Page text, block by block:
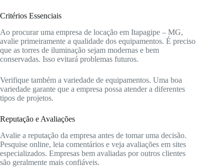
Critérios Essenciais
Ao procurar uma empresa de locação em Itapagipe – MG,
avalie primeiramente a qualidade dos equipamentos. É preciso
que as torres de iluminação sejam modernas e bem
conservadas. Isso evitará problemas futuros.
Verifique também a variedade de equipamentos. Uma boa
variedade garante que a empresa possa atender a diferentes
tipos de projetos.
Reputação e Avaliações
Avalie a reputação da empresa antes de tomar uma decisão.
Pesquise online, leia comentários e veja avaliações em sites
especializados. Empresas bem avaliadas por outros clientes
são geralmente mais confiáveis.